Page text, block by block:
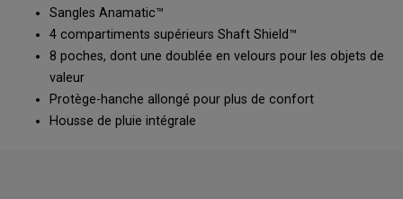
Sangles Anamatic™
4 compartiments supérieurs Shaft Shield™
8 poches, dont une doublée en velours pour les objets de
valeur
Protège-hanche allongé pour plus de confort
Housse de pluie intégrale